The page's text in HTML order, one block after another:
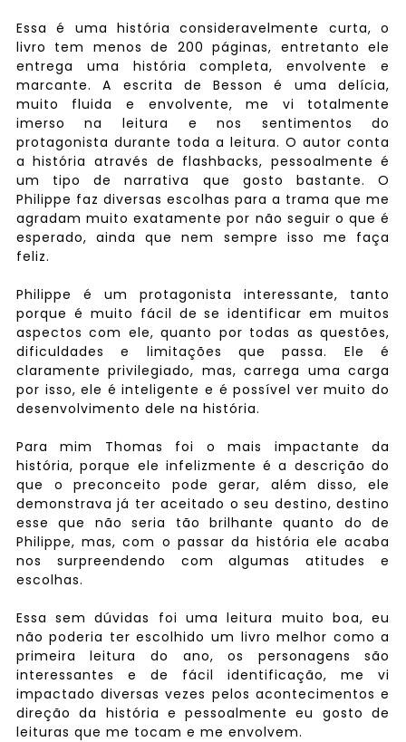
Essa é uma história consideravelmente curta, o
livro tem menos de 200 páginas, entretanto ele
entrega uma história completa, envolvente e
marcante. A escrita de Besson é uma delícia,
muito fluida e envolvente, me vi totalmente
imerso na leitura e nos sentimentos do
protagonista durante toda a leitura. O autor conta
a história através de flashbacks, pessoalmente é
um tipo de narrativa que gosto bastante. O
Philippe faz diversas escolhas para a trama que me
agradam muito exatamente por não seguir o que é
esperado, ainda que nem sempre isso me faça
feliz.
Philippe é um protagonista interessante, tanto
porque é muito fácil de se identificar em muitos
aspectos com ele, quanto por todas as questões,
dificuldades e limitações que passa. Ele é
claramente privilegiado, mas, carrega uma carga
por isso, ele é inteligente e é possível ver muito do
desenvolvimento dele na história.
Para mim Thomas foi o mais impactante da
história, porque ele infelizmente é a descrição do
que o preconceito pode gerar, além disso, ele
demonstrava já ter aceitado o seu destino, destino
esse que não seria tão brilhante quanto do de
Philippe, mas, com o passar da história ele acaba
nos surpreendendo com algumas atitudes e
escolhas.
Essa sem dúvidas foi uma leitura muito boa, eu
não poderia ter escolhido um livro melhor como a
primeira leitura do ano, os personagens são
interessantes e de fácil identificação, me vi
impactado diversas vezes pelos acontecimentos e
direção da história e pessoalmente eu gosto de
leituras que me tocam e me envolvem.